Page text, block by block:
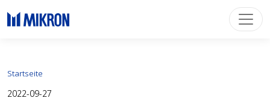
Startseite
2022-09-27